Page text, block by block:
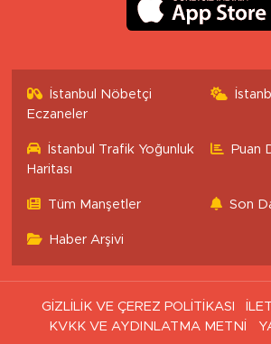
İstanbul Nöbetçi
Eczaneler
İstanbul Trafik Yoğunluk
Haritası
Puan
Tüm Manşetler Son
Haber Arşivi
GİZLİLİK VE ÇEREZ POLİTİKASI
KVKK VE AYDINLATMA METNİ